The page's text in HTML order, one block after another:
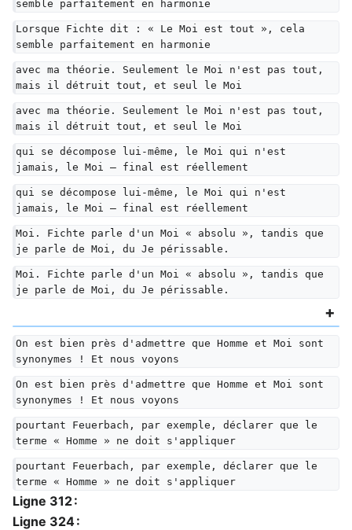
semble parfaitement en harmonie
Lorsque Fichte dit : « Le Moi est tout », cela
semble parfaitement en harmonie
avec ma théorie. Seulement le Moi n'est pas tout,
mais il détruit tout, et seul le Moi
avec ma théorie. Seulement le Moi n'est pas tout,
mais il détruit tout, et seul le Moi
qui se décompose lui-même, le Moi qui n'est
jamais, le Moi — final est réellement
qui se décompose lui-même, le Moi qui n'est
jamais, le Moi — final est réellement
Moi. Fichte parle d'un Moi « absolu », tandis que
je parle de Moi, du Je périssable.
Moi. Fichte parle d'un Moi « absolu », tandis que
je parle de Moi, du Je périssable.
On est bien près d'admettre que Homme et Moi sont
synonymes ! Et nous voyons
On est bien près d'admettre que Homme et Moi sont
synonymes ! Et nous voyons
pourtant Feuerbach, par exemple, déclarer que le
terme « Homme » ne doit s'appliquer
pourtant Feuerbach, par exemple, déclarer que le
terme « Homme » ne doit s'appliquer
Ligne 312 :
Ligne 324 :